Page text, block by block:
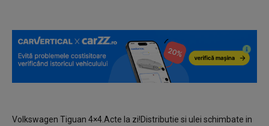
Volkswagen Tiguan 4×4.Acte la zi!Distributie si ulei schimbate in